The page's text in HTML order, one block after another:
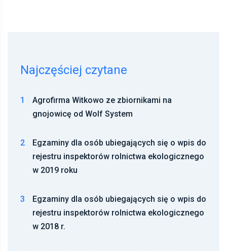
Najczęściej czytane
1
Agrofirma Witkowo ze zbiornikami na
gnojowicę od Wolf System
2
Egzaminy dla osób ubiegających się o wpis do
rejestru inspektorów rolnictwa ekologicznego
w 2019 roku
3
Egzaminy dla osób ubiegających się o wpis do
rejestru inspektorów rolnictwa ekologicznego
w 2018 r.